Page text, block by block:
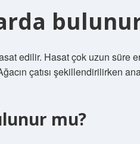
edilir. Hasat çok uzun süre
çatısı şekillendirilirken
mu?